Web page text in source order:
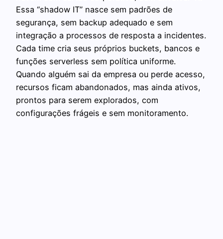
Essa “shadow IT” nasce sem padrões de
segurança, sem backup adequado e sem
integração a processos de resposta a incidentes.
Cada time cria seus próprios buckets, bancos e
funções serverless sem política uniforme.
Quando alguém sai da empresa ou perde acesso,
recursos ficam abandonados, mas ainda ativos,
prontos para serem explorados, com
configurações frágeis e sem monitoramento.